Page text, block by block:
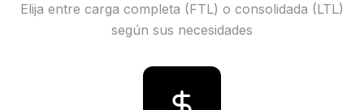
Elija entre carga completa (FTL) o consolidada (LTL)
según sus necesidades